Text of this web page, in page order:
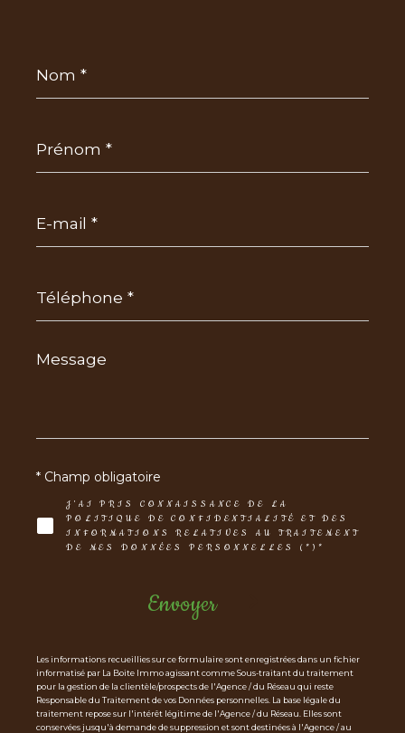
mail
*
*
Message
*
J'AI PRIS CONNAISSANCE DE LA
POLITIQUE DE CONFIDENTIALITÉ ET DES
INFORMATIONS RELATIVES AU TRAITEMENT
DE MES DONNÉES PERSONNELLES (*)*
* Champ obligatoire
Envoyer
Les informations recueillies sur ce formulaire sont enregistrées dans un fichier
informatisé par La Boite Immo agissant comme Sous-traitant du traitement
pour la gestion de la clientèle/prospects de l'Agence / du Réseau qui reste
Responsable du Traitement de vos Données personnelles. La base légale du
traitement repose sur l'intérêt légitime de l'Agence / du Réseau. Elles sont
conservées jusqu'à demande de suppression et sont destinées à l'Agence / au